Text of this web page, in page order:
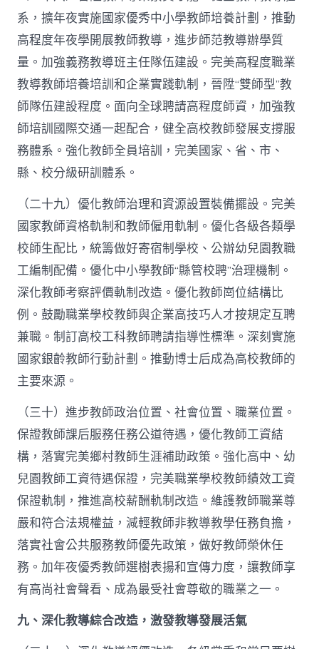
系，擴年夜實施國家優秀中小學教師培養計劃，推動
高程度年夜學開展教師教導，進步師范教導辦學質
量。加強義務教導班主任隊伍建設。完美高程度職業
教導教師培養培訓和企業實踐軌制，晉陞“雙師型”教
師隊伍建設程度。面向全球聘請高程度師資，加強教
師培訓國際交通一起配合，健全高校教師發展支撐服
務體系。強化教師全員培訓，完美國家、省、市、
縣、校分級研訓體系。
（二十九）優化教師治理和資源設置裝備擺設。完美
國家教師資格軌制和教師僱用軌制。優化各級各類學
校師生配比，統籌做好寄宿制學校、公辦幼兒園教職
工編制配備。優化中小學教師“縣管校聘”治理機制。
深化教師考察評價軌制改造。優化教師崗位結構比
例。鼓勵職業學校教師與企業高技巧人才按規定互聘
兼職。制訂高校工科教師聘請指導性標準。深刻實施
國家銀齡教師行動計劃。推動博士后成為高校教師的
主要來源。
（三十）進步教師政治位置、社會位置、職業位置。
保證教師課后服務任務公道待遇，優化教師工資結
構，落實完美鄉村教師生涯補助政策。強化高中、幼
兒園教師工資待遇保證，完美職業學校教師績效工資
保證軌制，推進高校薪酬軌制改造。維護教師職業尊
嚴和符合法規權益，減輕教師非教導教學任務負擔，
落實社會公共服務教師優先政策，做好教師榮休任
務。加年夜優秀教師選樹表揚和宣傳力度，讓教師享
有高尚社會聲看、成為最受社會尊敬的職業之一。
九、深化教導綜合改造，激發教導發展活氣